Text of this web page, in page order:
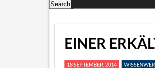
EINER
18 SEPTEMBER, 2014